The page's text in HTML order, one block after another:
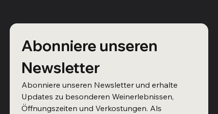
Abonniere unseren
Newsletter
Abonniere unseren Newsletter und erhalte
Updates zu besonderen Weinerlebnissen,
Öffnungszeiten und Verkostungen. Als